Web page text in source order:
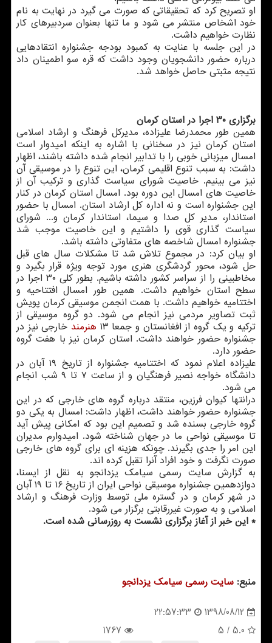
او تصریح كرد كه تحقیقاتی كه صورت می گیرد در نهایت به نام
خود اشخاص منتشر می شود و ما تنها بعنوان سردبیرهای كار
نظارت خواهیم داشت.
در این جلسه با عنایت به كمبود بودجه جشنواره انتقادهایی
درباره حضور دانشجویان وجود داشت كه قره سو اطمینان داد
نتیجه مثبتی حاصل خواهد شد.
برگزاری ۳۰ اجرا در استان كرمان
همین طور محمدرضا علیزاده، مدیركل فرهنگ و ارشاد اسلامی
استان كرمان نیز در سخنانی با اشاره به اینكه امیدوار است
امسال میزبانی خوبی را با تدابیر انجام شده داشته باشند، اظهار
داشت: به سبب تنوع اقلیمی كرمان، این تنوع را در موسیقی آن
نیز می بینیم. خاصیت شورای سیاست گذاری و تركیب آن از
خاصیت های امسال این دوره بود. امسال استان كرمان در كنار
این جشنواره است و نه اداره كل ارشاد استان. امسال با حضور
استاندار، مدیر كل صدا و سیما، استاندار كرمان و... شورای
سیاست گذاری قوی را داشتیم و این خاصیت موجب شد
جشنواره امسال شاخصه های متفاوتی داشته باشد.
او بیان كرد: در مجموع تلاش شد تا مشكلات سال های قبل
حل شود، محور گردشگری هنری مورد توجه ویژه قرار بگیرد و
مخاطبینی را از سراسر كشور داشته باشیم. بطور كلی ۳۰ اجرا در
سطح استان خواهیم داشت. همین طور امسال افتتاحیه و
اختتامیه خواهیم داشت. با همت انجمن موسیقی كرمان پویش
ثبت تصاویر مردمی نیز انجام می شود. دو گروه موسیقی از
تركیه و یك گروه از افغانستان و جمعا ۱۳
هنرمند خارجی نیز در
جشنواره حضور خواهند داشت. استان كرمان نیز با هفت گروه
حضور دارد.
علیزاده اعلام نمود كه اختتامیه جشنواره از تاریخ ۱۹ آبان در
دانشگاه خواجه نصیر فرهنگیان و از ساعت ۷ تا ۹ شب انجام
می شود.
درانتها كیوان فرزین، منتقد درباره گروه های خارجی كه در این
جشنواره حضور خواهند داشت، اظهار داشت: امسال به یكی دو
گروه خارجی بسنده شد و تصمیم این بود كه امكانی پیش آید
تا موسیقی نواحی ما در جهان شناخته شود. امیدوارم مدیران
این امر را جدی بگیرند. چونكه هزینه ای برای گروه های خارجی
صورت نگرفت و خود افراد آنرا تقبل كرده اند.
به گزارش سایت رسمی سیامك یزدانجو به نقل از ایسنا،
دوازدهمین جشنواره موسیقی نواحی ایران از تاریخ ۱۶ تا ۱۹ آبان
در شهر كرمان و در گستره ملی توسط وزارت فرهنگ و ارشاد
اسلامی و به صورت غیررقابتی برگزار می شود.
* این خبر از آغاز برگزاری نشست به روزرسانی شده است.
منبع: سایت رسمی سیامك یزدانجو
1398/08/12
22:57:33
5.0
/ 5
1767